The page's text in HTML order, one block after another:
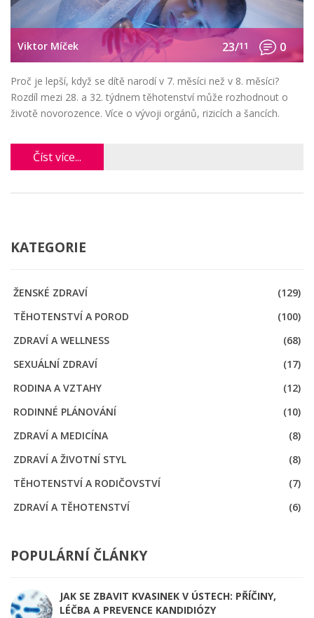
Viktor Míček 23/11 0
Proč je lepší, když se dítě narodí v 7. měsíci než v 8. měsíci?
Rozdíl mezi 28. a 32. týdnem těhotenství může rozhodnout o
životě novorozence. Více o vývoji orgánů, rizicích a šancích.
Číst více...
KATEGORIE
ŽENSKÉ ZDRAVÍ
(129)
TĚHOTENSTVÍ A POROD
(100)
ZDRAVÍ A WELLNESS
(68)
SEXUÁLNÍ ZDRAVÍ
(17)
RODINA A VZTAHY
(12)
RODINNÉ PLÁNOVÁNÍ
(10)
ZDRAVÍ A MEDICÍNA
(8)
ZDRAVÍ A ŽIVOTNÍ STYL
(8)
TĚHOTENSTVÍ A RODIČOVSTVÍ
(7)
ZDRAVÍ A TĚHOTENSTVÍ
(6)
POPULÁRNÍ ČLÁNKY
JAK SE ZBAVIT KVASINEK V ÚSTECH: PŘÍČINY,
LÉČBA A PREVENCE KANDIDIÓZY